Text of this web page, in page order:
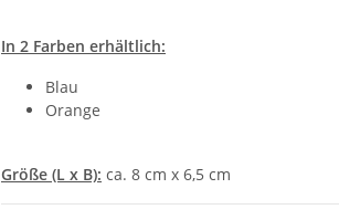
In 2 Farben erhältlich:
Blau
Orange
Größe (L x B): ca. 8 cm x 6,5 cm